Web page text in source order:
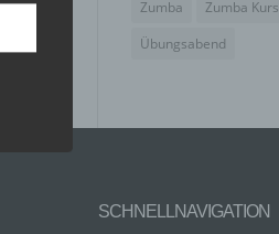
Zumba
Zumba Kurs
Übungsabend
SCHNELLNAVIGATION